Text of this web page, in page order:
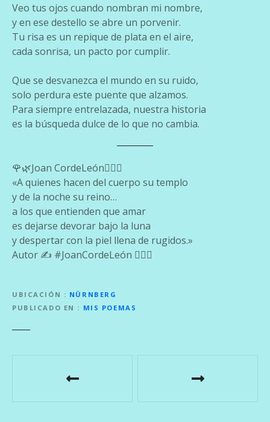
Veo tus ojos cuando nombran mi nombre,
y en ese destello se abre un porvenir.
Tu risa es un repique de plata en el aire,
cada sonrisa, un pacto por cumplir.
Que se desvanezca el mundo en su ruido,
solo perdura este puente que alzamos.
Para siempre entrelazada, nuestra historia
es la búsqueda dulce de lo que no cambia.
🌹🌿Joan CordeLeón❤️‍🔥🦁
«A quienes hacen del cuerpo su templo
y de la noche su reino…
a los que entienden que amar
es dejarse devorar bajo la luna
y despertar con la piel llena de rugidos.»
Autor ✍️ #JoanCordeLeón ❤️‍🔥🦁
UBICACIÓN
NÜRNBERG
PUBLICADO EN
MIS POEMAS